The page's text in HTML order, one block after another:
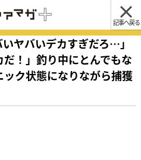
記事へ戻る
ヤバいデカすぎだろ…」
だ！」釣り中にとんでもな
ク状態になりながら捕獲